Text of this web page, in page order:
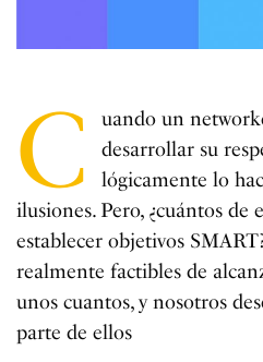
C
uando un
desarrollar su
lógicamente lo
ilusiones. Pero, ¿cuántos de
establecer objetivos
realmente factibles de
unos cuantos, y nosotros
parte de ellos